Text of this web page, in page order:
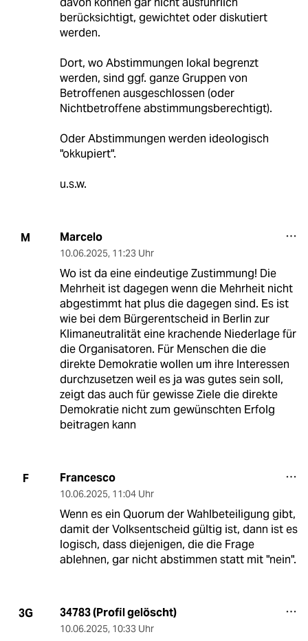
berücksichtigt, gewichtet oder diskutiert
werden.
Dort, wo Abstimmungen lokal begrenzt
werden, sind ggf. ganze Gruppen von
Betroffenen ausgeschlossen (oder
Nichtbetroffene abstimmungsberechtigt).
Oder Abstimmungen werden ideologisch
"okkupiert".
u.s.w.
M Marcelo
10.06.2025, 11:23 Uhr
Wo ist da eine eindeutige Zustimmung! Die
Mehrheit ist dagegen wenn die Mehrheit nicht
abgestimmt hat plus die dagegen sind. Es ist
wie bei dem Bürgerentscheid in Berlin zur
Klimaneutralität eine krachende Niederlage für
die Organisatoren. Für Menschen die die
direkte Demokratie wollen um ihre Interessen
durchzusetzen weil es ja was gutes sein soll,
zeigt das auch für gewisse Ziele die direkte
Demokratie nicht zum gewünschten Erfolg
beitragen kann
F Francesco
10.06.2025, 11:04 Uhr
Wenn es ein Quorum der Wahlbeteiligung gibt,
damit der Volksentscheid gültig ist, dann ist es
logisch, dass diejenigen, die die Frage
ablehnen, gar nicht abstimmen statt mit "nein".
3G 34783 (Profil gelöscht)
10.06.2025, 10:33 Uhr